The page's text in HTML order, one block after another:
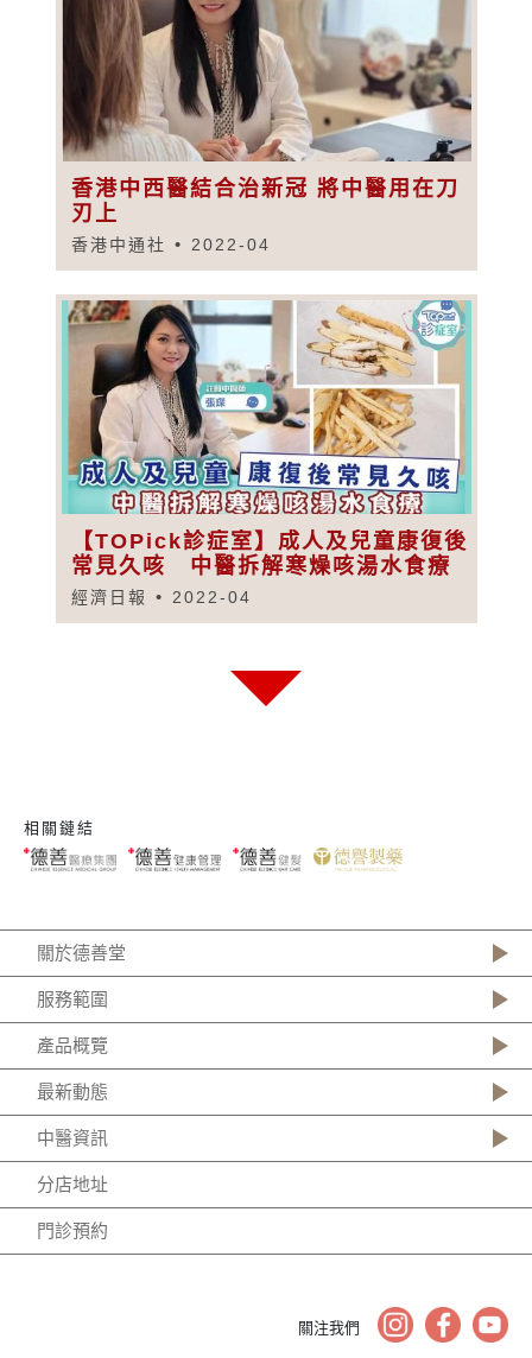
香港中西醫結合治新冠 將中醫用在刀
刃上
香港中通社 2022-04
【TOPick診症室】成人及兒童康復後
常見久咳 中醫拆解寒燥咳湯水食療
經濟日報 2022-04
相關鏈結
關於德善堂
服務範圍
產品概覽
最新動態
中醫資訊
分店地址
門診預約
關注我們